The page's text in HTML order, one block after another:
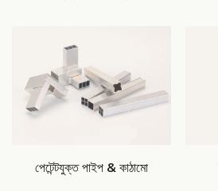
পেটেন্টযুক্ত পাইপ & কাঠামো